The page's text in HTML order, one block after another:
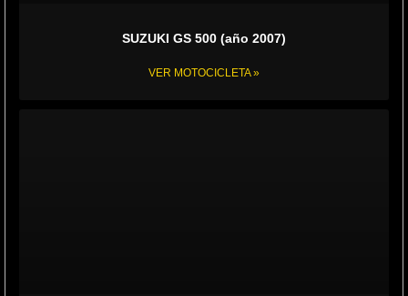
SUZUKI GS 500 (año 2007)
VER MOTOCICLETA »